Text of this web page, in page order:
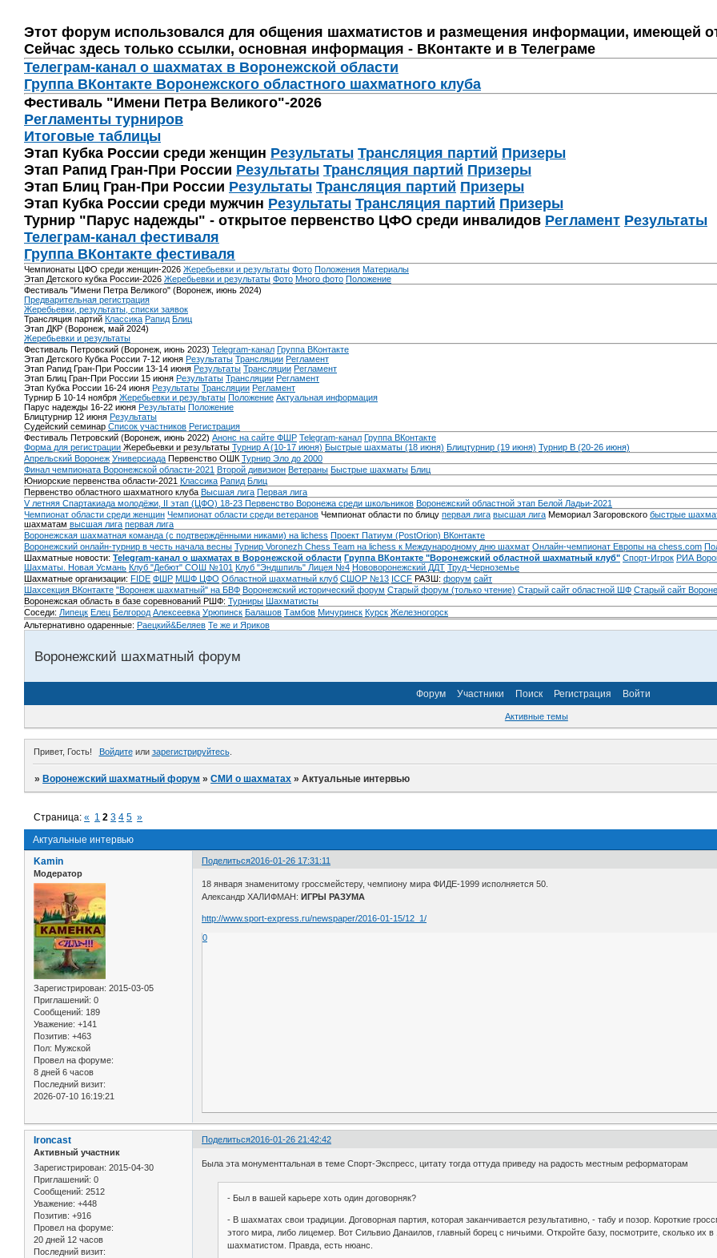
Этот форум использовался для общения шахматистов и размещения информации, имеющей
Сейчас здесь только ссылки, основная информация - ВКонтакте и в Телеграме
Телеграм-канал о шахматах в Воронежской области
Группа ВКонтакте Воронежского областного шахматного клуба
Фестиваль "Имени Петра Великого"-2026
Регламенты турниров
Итоговые таблицы
Этап Кубка России среди женщин Результаты Трансляция партий Призеры
Этап Рапид Гран-При России Результаты Трансляция партий Призеры
Этап Блиц Гран-При России Результаты Трансляция партий Призеры
Этап Кубка России среди мужчин Результаты Трансляция партий Призеры
Турнир "Парус надежды" - открытое первенство ЦФО среди инвалидов Регламент Результаты
Телеграм-канал фестиваля
Группа ВКонтакте фестиваля
Чемпионаты ЦФО среди женщин-2026 Жеребьевки и результаты Фото Положения Материалы
Этап Детского кубка России-2026 Жеребьевки и результаты Фото Много фото Положение
Фестиваль "Имени Петра Великого" (Воронеж, июнь 2024)
Предварительная регистрация
Жеребьевки, результаты, списки заявок
Трансляция партий Классика Рапид Блиц
Этап ДКР (Воронеж, май 2024)
Жеребьевки и результаты
Фестиваль Петровский (Воронеж, июнь 2023) Telegram-канал Группа ВКонтакте
Этап Детского Кубка России 7-12 июня Результаты Трансляции Регламент
Этап Рапид Гран-При России 13-14 июня Результаты Трансляции Регламент
Этап Блиц Гран-При России 15 июня Результаты Трансляции Регламент
Этап Кубка России 16-24 июня Результаты Трансляции Регламент
Турнир Б 10-14 ноября Жеребьевки и результаты Положение Актуальная информация
Парус надежды 16-22 июня Результаты Положение
Блицтурнир 12 июня Результаты
Судейский семинар Список участников Регистрация
Фестиваль Петровский (Воронеж, июнь 2022) Анонс на сайте ФШР Telegram-канал Группа ВКонтакте
Форма для регистрации Жеребьевки и результаты Турнир A (10-17 июня) Быстрые шахматы (18 июня) Блицтурнир (19 июня) Турнир B (20-26 июня)
Апрельский Воронеж Универсиада Первенство ОШК Турнир Эло до 2000
Финал чемпионата Воронежской области-2021 Второй дивизион Ветераны Быстрые шахматы Блиц
Юниорские первенства области-2021 Классика Рапид Блиц
Первенство областного шахматного клуба Высшая лига Первая лига
V летняя Спартакиада молодёжи, II этап (ЦФО) 18-23 Первенство Воронежа среди школьников Воронежский областной этап Белой Ладьи-2021
Чемпионат области среди женщин Чемпионат области среди ветеранов Чемпионат области по блицу первая лига высшая лига Мемориал Загоровского быстрые
шахматам высшая лига первая лига
Воронежская шахматная команда (с подтверждёнными никами) на lichess Проект Патиум (PostOrion) ВКонтакте
Воронежский онлайн-турнир в честь начала весны Турнир Voronezh Chess Team на lichess к Международному дню шахмат Онлайн-чемпионат Европы на chess.com
Шахматные новости: Telegram-канал о шахматах в Воронежской области Группа ВКонтакте "Воронежский областной шахматный клуб" Спорт-Игрок РИА
Шахматы. Новая Усмань Клуб "Дебют" СОШ №101 Клуб "Эндшпиль" Лицея №4 Нововоронежский ДДТ Труд-Черноземье
Шахматные организации: FIDE ФШР МШФ ЦФО Областной шахматный клуб СШОР №13 ICCF РАЗШ: форум сайт
Шахсекция ВКонтакте "Воронеж шахматный" на БВФ Воронежский исторический форум Cтарый форум (только чтение) Старый сайт областной ШФ Старый сайт
Воронежская область в базе соревнований РШФ: Турниры Шахматисты
Соседи: Липецк Елец Белгород Алексеевка Урюпинск Балашов Тамбов Мичуринск Курск Железногорск
Альтернативно одаренные: Раецкий&Беляев Те же и Яриков
Воронежский шахматный форум
Форум Участники Поиск Регистрация Войти
Активные темы
Привет, Гость! Войдитеили зарегистрируйтесь.
»Воронежский шахматный форум »СМИ о шахматах »Актуальные интервью
Актуальные интервью
Страница:« 1 2 3 4 5 »
Поделиться2016-01-26 17:31:11
Kamin
Модератор
Зарегистрирован: 2015-03-05
Приглашений: 0
Сообщений: 189
Уважение: +141
Позитив: +463
Пол: Мужской
Провел на форуме:
8 дней 6 часов
Последний визит:
2026-07-10 16:19:21
18 января знаменитому гроссмейстеру, чемпиону мира ФИДЕ-1999 исполняется 50.
Александр ХАЛИФМАН: ИГРЫ РАЗУМА
http://www.sport-express.ru/newspaper/2016-01-15/12_1/
0
Поделиться2016-01-26 21:42:42
Ironcast
Активный участник
Зарегистрирован: 2015-04-30
Приглашений: 0
Сообщений: 2512
Уважение: +448
Позитив: +916
Провел на форуме:
20 дней 12 часов
Последний визит:
Была эта монументтальная в теме Спорт-Экспресс, цитату тогда оттуда приведу на радость местным реформаторам
- Был в вашей карьере хоть один договорняк?
- В шахматах свои традиции. Договорная партия, которая заканчивается результативно, - табу и позор. Короткие
этого мира, либо лицемер. Вот Сильвио Данаилов, главный борец с ничьими. Откройте базу, посмотрите, сколько их
шахматистом. Правда, есть нюанс.